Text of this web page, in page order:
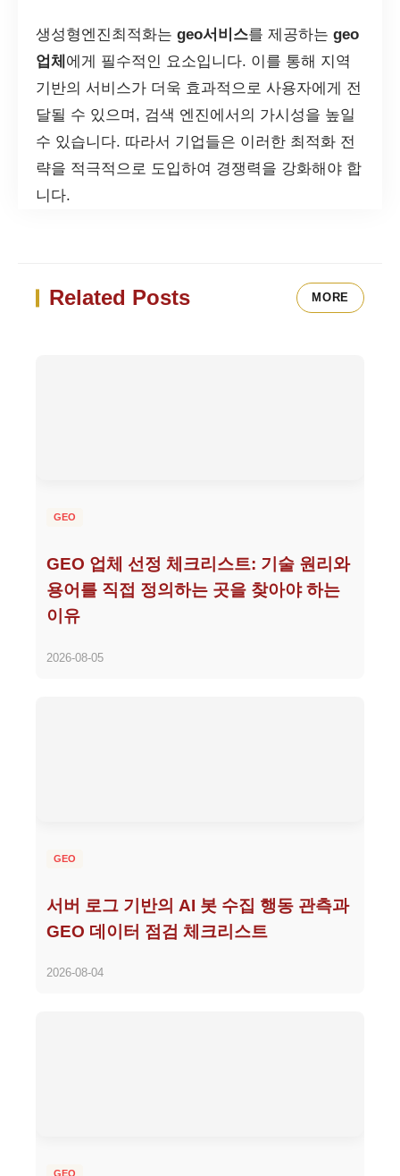
생성형엔진최적화는 geo서비스를 제공하는 geo
업체 에게 필수적인 요소입니다. 이를 통해 지역
기반의 서비스가 더욱 효과적으로 사용자에게 전
달될 수 있으며, 검색 엔진에서의 가시성을 높일
수 있습니다. 따라서 기업들은 이러한 최적화 전
략을 적극적으로 도입하여 경쟁력을 강화해야 합
니다.
Related Posts MORE
GEO
GEO 업체 선정 체크리스트: 기술 원리와
용어를 직접 정의하는 곳을 찾아야 하는
이유
2026-08-05
GEO
서버 로그 기반의 AI 봇 수집 행동 관측과
GEO 데이터 점검 체크리스트
2026-08-04
GEO